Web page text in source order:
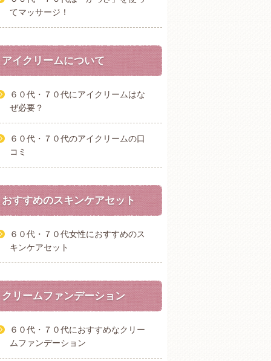
てマッサージ！
アイクリームについて
６０代・７０代にアイクリームはな
ぜ必要？
６０代・７０代のアイクリームの口
コミ
おすすめのスキンケアセット
６０代・７０代女性におすすめのス
キンケアセット
クリームファンデーション
６０代・７０代におすすめなクリー
ムファンデーション